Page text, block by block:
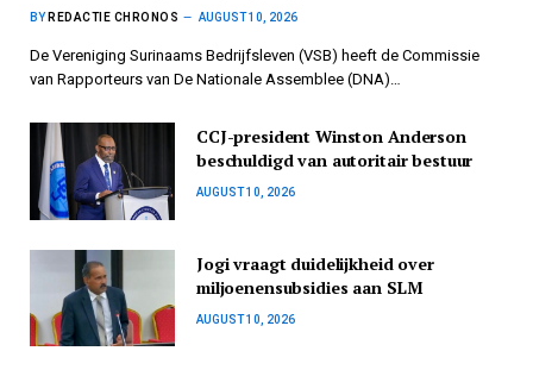
BY REDACTIE CHRONOS AUGUST 10, 2026
De Vereniging Surinaams Bedrijfsleven (VSB) heeft de Commissie
van Rapporteurs van De Nationale Assemblee (DNA)…
CCJ-president Winston Anderson
beschuldigd van autoritair bestuur
AUGUST 10, 2026
Jogi vraagt duidelijkheid over
miljoenensubsidies aan SLM
AUGUST 10, 2026